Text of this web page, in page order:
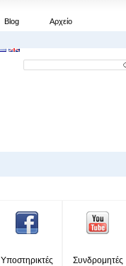
Blog Αρχείο
Υποστηρικτές Συνδρομητές